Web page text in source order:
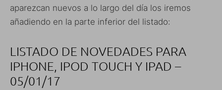
aparezcan nuevos a lo largo del día los iremos
añadiendo en la parte inferior del listado:
LISTADO DE NOVEDADES PARA
IPHONE, IPOD TOUCH Y IPAD –
05/01/17